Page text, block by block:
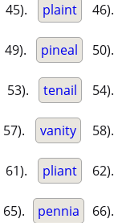
45). plaint 46).
49). pineal 50).
53). tenail 54).
57). vanity 58).
61). pliant 62).
65). pennia 66).